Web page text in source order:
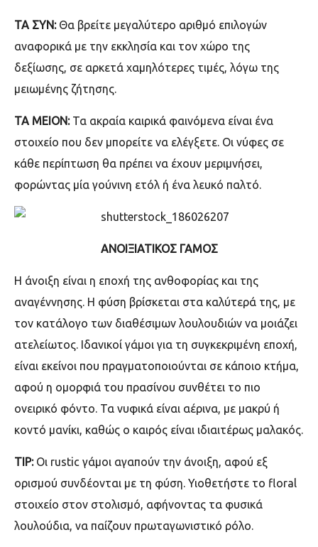
TA ΣΥΝ: Θα βρείτε μεγαλύτερο αριθμό επιλογών
αναφορικά με την εκκλησία και τον χώρο της
δεξίωσης, σε αρκετά χαμηλότερες τιμές, λόγω της
μειωμένης ζήτησης.
ΤΑ ΜΕΙΟΝ: Τα ακραία καιρικά φαινόμενα είναι ένα
στοιχείο που δεν μπορείτε να ελέγξετε. Οι νύφες σε
κάθε περίπτωση θα πρέπει να έχουν μεριμνήσει,
φορώντας μία γούνινη ετόλ ή ένα λευκό παλτό.
ΑΝΟΙΞΙΑΤΙΚΟΣ ΓΑΜΟΣ
Η άνοιξη είναι η εποχή της ανθοφορίας και της
αναγέννησης. Η φύση βρίσκεται στα καλύτερά της, με
τον κατάλογο των διαθέσιμων λουλουδιών να μοιάζει
ατελείωτος. Ιδανικοί γάμοι για τη συγκεκριμένη εποχή,
είναι εκείνοι που πραγματοποιούνται σε κάποιο κτήμα,
αφού η ομορφιά του πρασίνου συνθέτει το πιο
ονειρικό φόντο. Τα νυφικά είναι αέρινα, με μακρύ ή
κοντό μανίκι, καθώς ο καιρός είναι ιδιαιτέρως μαλακός.
ΤΙP: Οι rustic γάμοι αγαπούν την άνοιξη, αφού εξ
ορισμού συνδέονται με τη φύση. Υιοθετήστε το floral
στοιχείο στον στολισμό, αφήνοντας τα φυσικά
λουλούδια, να παίζουν πρωταγωνιστικό ρόλο.